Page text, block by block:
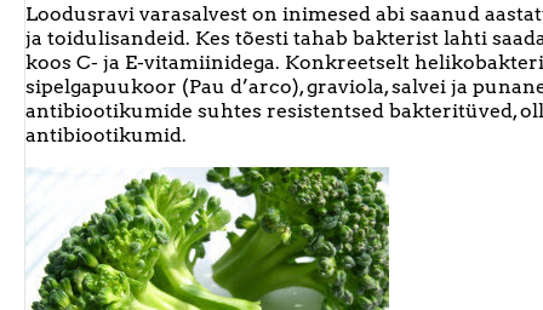
Loodusravi varasalvest on inimesed abi saanud
ja toidulisandeid. Kes tõesti tahab bakterist lahti
koos C- ja E-vitamiinidega. Konkreetselt
sipelgapuukoor (Pau d’arco), graviola, salvei ja
antibiootikumide suhtes resistentsed bakteritüved,
antibiootikumid.